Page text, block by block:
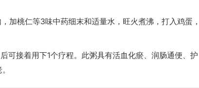
桃仁等3味中药细末和适量水，旺火煮沸，打入鸡蛋，
接着用下1个疗程。此粥具有活血化瘀、润肠通便、护